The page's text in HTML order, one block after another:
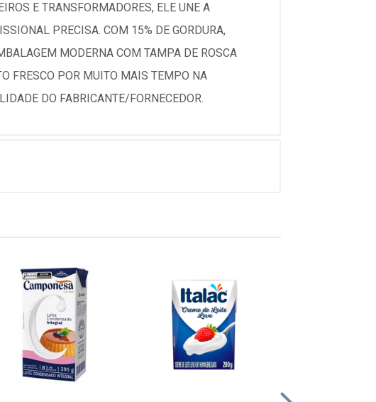
E TRANSFORMADORES, ELE UNE A
PRECISA. COM 15% DE GORDURA,
MODERNA COM TAMPA DE ROSCA
FRESCO POR MUITO MAIS TEMPO NA
DO FABRICANTE/FORNECEDOR.